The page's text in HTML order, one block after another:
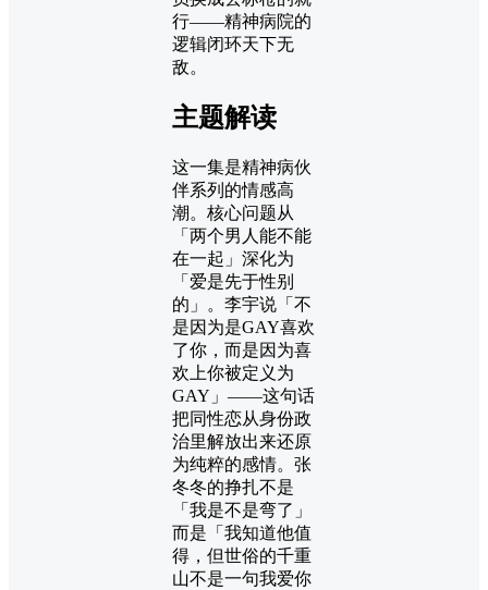
行——精神病院的
逻辑闭环天下无
敌。
主题解读
这一集是精神病伙
伴系列的情感高
潮。核心问题从
「两个男人能不能
在一起」深化为
「爱是先于性别
的」。李宇说「不
是因为是GAY喜欢
了你，而是因为喜
欢上你被定义为
GAY」——这句话
把同性恋从身份政
治里解放出来还原
为纯粹的感情。张
冬冬的挣扎不是
「我是不是弯了」
而是「我知道他值
得，但世俗的千重
山不是一句我爱你